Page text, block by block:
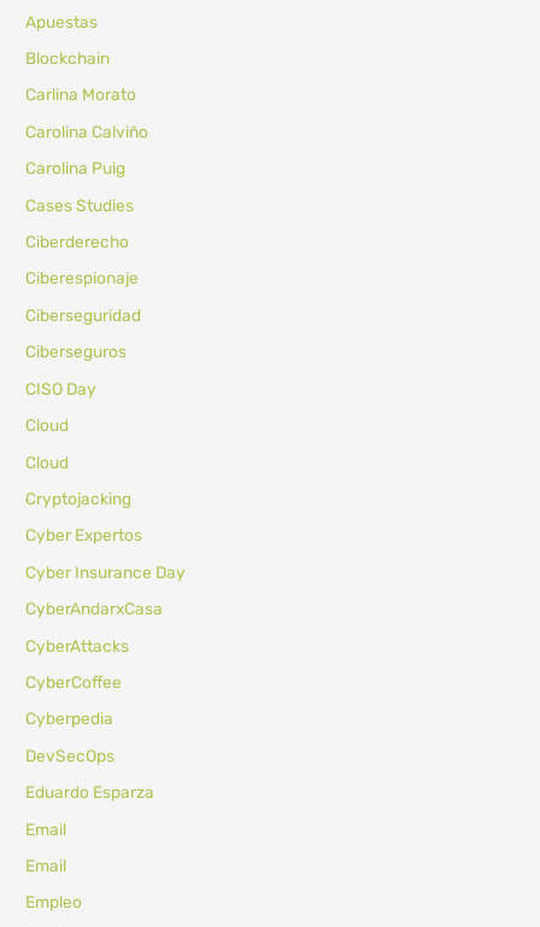
Apuestas
Blockchain
Carlina Morato
Carolina Calviño
Carolina Puig
Cases Studies
Ciberderecho
Ciberespionaje
Ciberseguridad
Ciberseguros
CISO Day
Cloud
Cloud
Cryptojacking
Cyber Expertos
Cyber Insurance Day
CyberAndarxCasa
CyberAttacks
CyberCoffee
Cyberpedia
DevSecOps
Eduardo Esparza
Email
Email
Empleo